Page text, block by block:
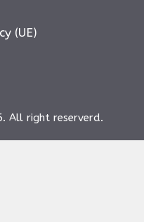
(UE)
All right reserverd.